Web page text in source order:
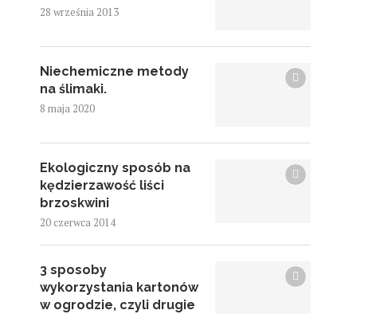
28 września 2013
Niechemiczne metody
na ślimaki.
8 maja 2020
Ekologiczny sposób na
kędzierzawość liści
brzoskwini
20 czerwca 2014
3 sposoby
wykorzystania kartonów
w ogrodzie, czyli drugie